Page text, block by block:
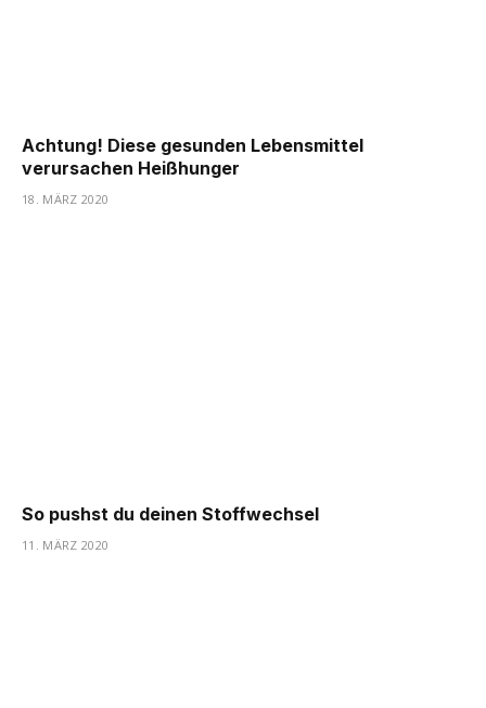
Achtung! Diese gesunden Lebensmittel
verursachen Heißhunger
18. MÄRZ 2020
So pushst du deinen Stoffwechsel
11. MÄRZ 2020